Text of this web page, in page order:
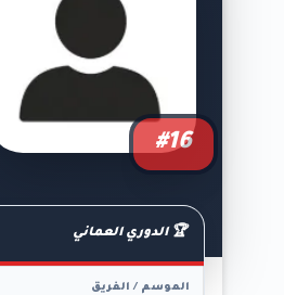
#16
🏆 الدوري العماني
الموسم / الفريق